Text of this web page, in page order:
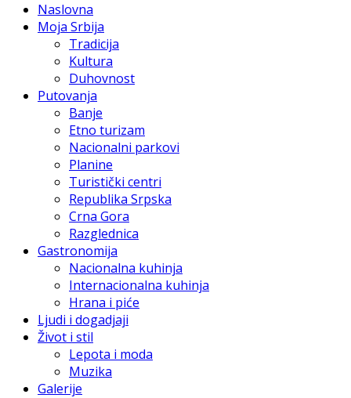
Naslovna
Moja Srbija
Tradicija
Kultura
Duhovnost
Putovanja
Banje
Etno turizam
Nacionalni parkovi
Planine
Turistički centri
Republika Srpska
Crna Gora
Razglednica
Gastronomija
Nacionalna kuhinja
Internacionalna kuhinja
Hrana i piće
Ljudi i dogadjaji
Život i stil
Lepota i moda
Muzika
Galerije